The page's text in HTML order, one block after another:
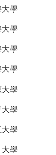
大學
大學
大學
大學
大學
大學
大學
大學